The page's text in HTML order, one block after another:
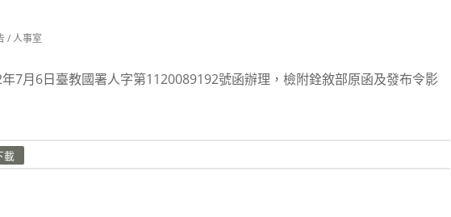
/ 人事室
7月6日臺教國署人字第1120089192號函辦理，檢附銓敘部原函及發布令影
載